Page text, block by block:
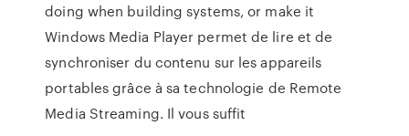
doing when building systems, or make it
Windows Media Player permet de lire et de
synchroniser du contenu sur les appareils
portables grâce à sa technologie de Remote
Media Streaming. Il vous suffit